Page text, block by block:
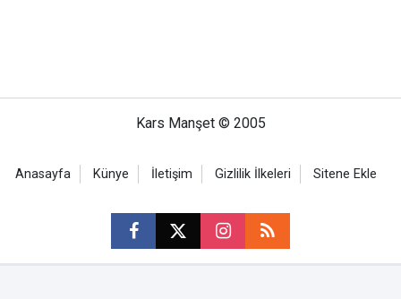
Kars Manşet © 2005
Anasayfa Künye İletişim Gizlilik İlkeleri Sitene Ekle